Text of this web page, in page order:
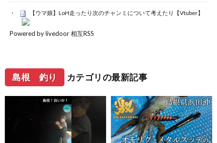
【ウマ娘】LoH走ったり次のチャンミについて考えたり【Vtuber】
Powered by livedoor 相互RSS
島根 釣り カテゴリの最新記事